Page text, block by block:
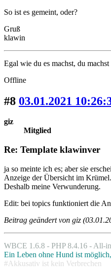
So ist es gemeint, oder?
Gruß
klawin
Egal wie du es machst, du
Offline
#8 03.01.2021
giz
Mitglied
Re: Template klawinver
ja so meinte ich es; aber sie
Anzeige der Übersicht im
Deshalb meine Verwunderung.
Edit: bei topics funktioniert die
Beitrag geändert von giz
WBCE 1.6.8 - PHP 8.4.16 - All-
Ein Leben ohne Hund ist
#Akkusativ ist kein Verbrechen